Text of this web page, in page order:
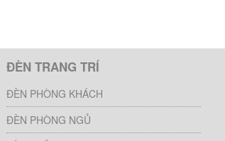
ĐÈN TRANG TRÍ
ĐÈN PHÒNG KHÁCH
ĐÈN PHÒNG NGỦ